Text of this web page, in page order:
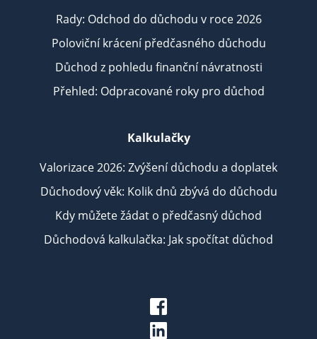
Rady: Odchod do důchodu v roce 2026
Poloviční krácení předčasného důchodu
Důchod z pohledu finanční návratnosti
Přehled: Odpracované roky pro důchod
Kalkulačky
Valorizace 2026: Zvýšení důchodu a doplatek
Důchodový věk: Kolik dnů zbývá do důchodu
Kdy můžete žádat o předčasný důchod
Důchodová kalkulačka: Jak spočítat důchod